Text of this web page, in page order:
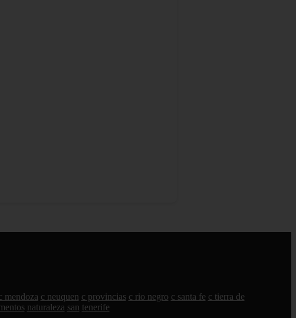
mendoza c neuquen c provincias c rio negro c santa fe c tierra de
naturaleza san tenerife